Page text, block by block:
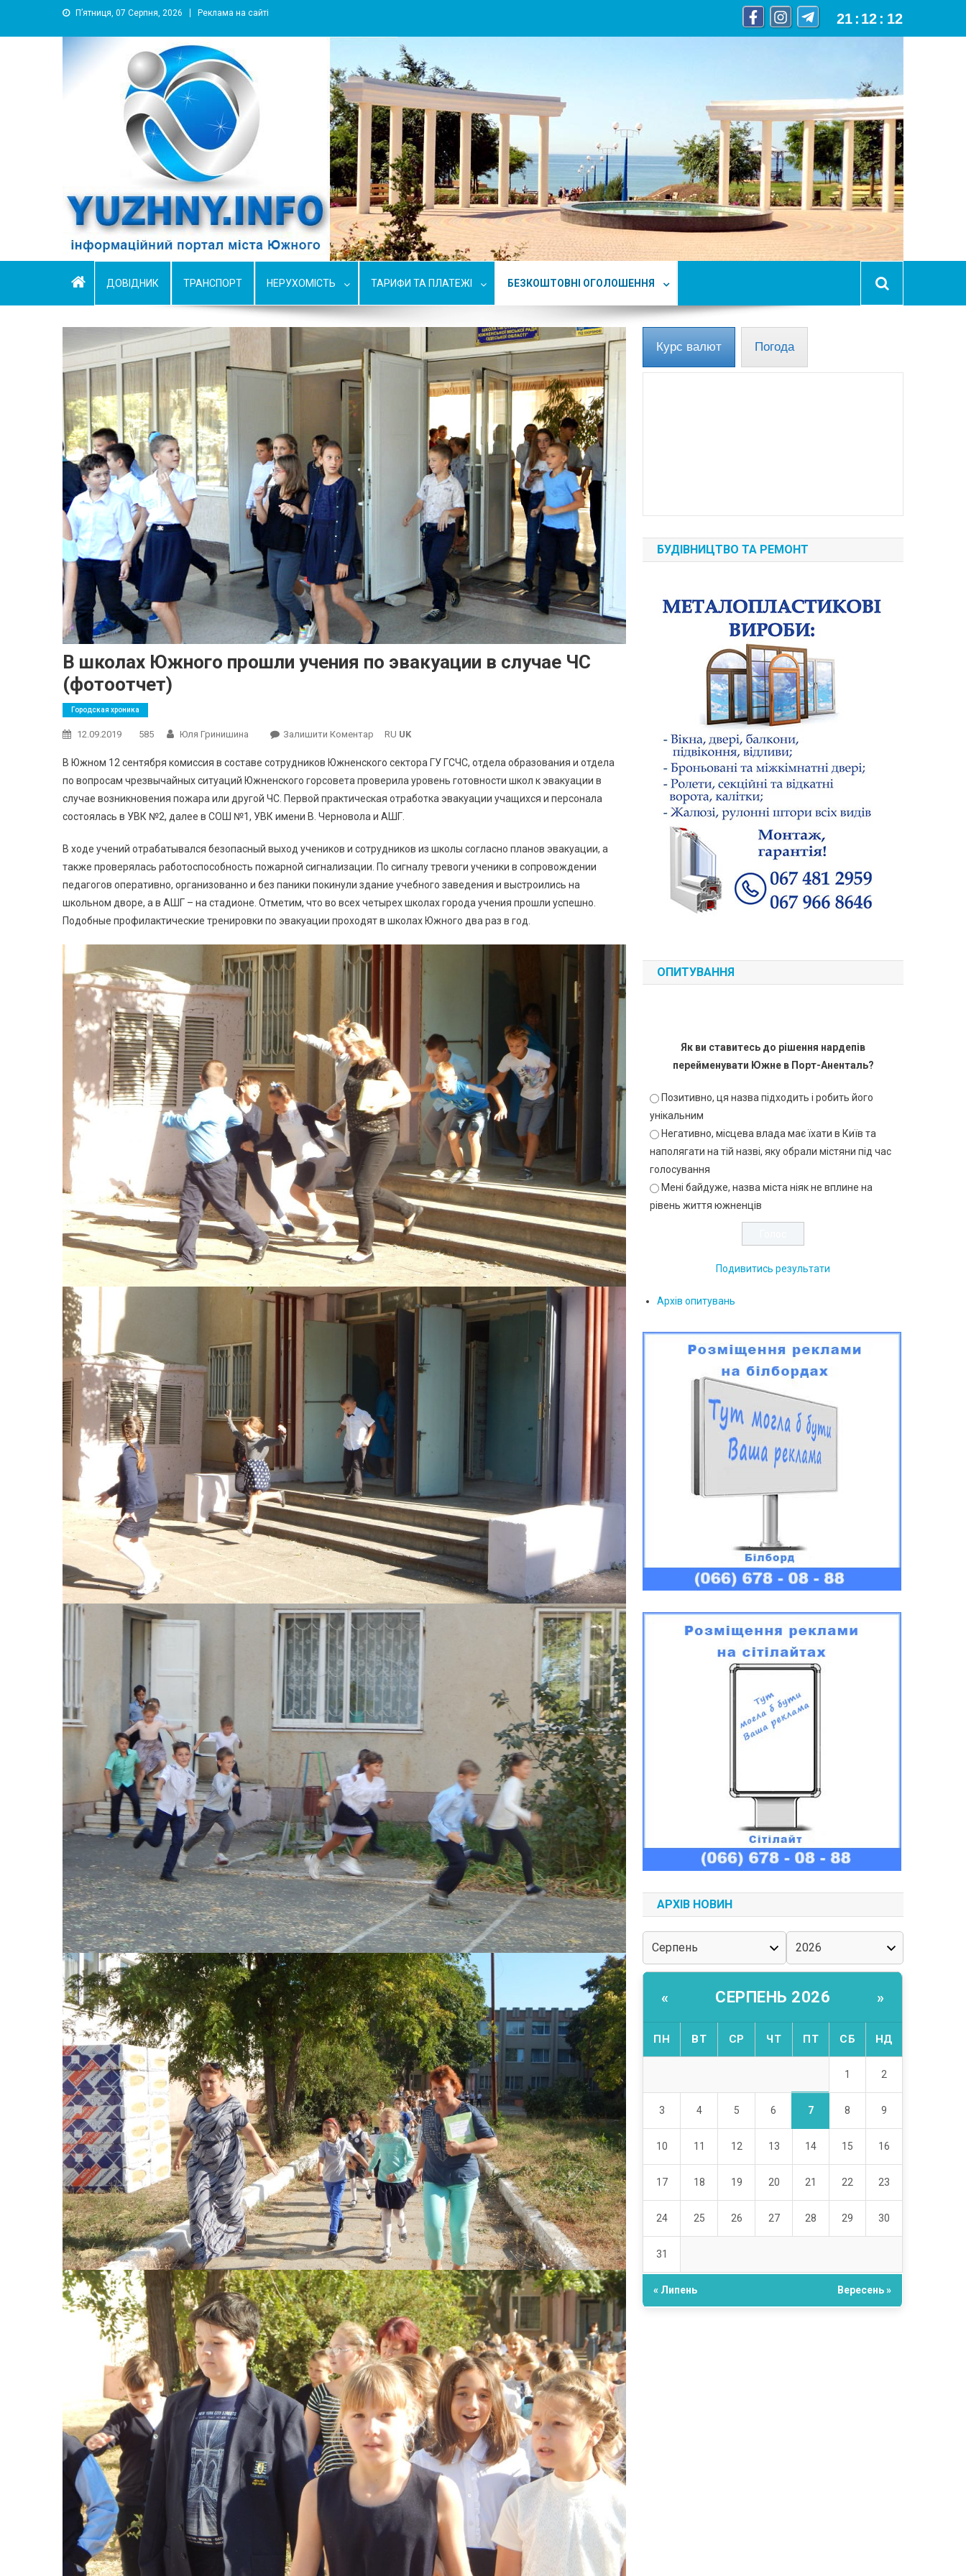
П’ятниця, 07 Серпня, 2026 Реклама на сайті 21 : 12 : 14
YUZHNY.INFO
информационный портал города Южный
ДОВІДНИК ТРАНСПОРТ НЕРУХОМІСТЬ ТАРИФИ ТА ПЛАТЕЖІ БЕЗКОШТОВНІ ОГОЛОШЕННЯ
В школах Южного прошли учения по эвакуации в случае ЧС
(фотоотчет)
Городская хроника
12.09.2019 585 Юля Гринишина Залишити Коментар
Школах
Южного
Прошли
Учения
Эвакуации
В
Случае
ЧС
(фотоотчет)
RU UK
В Южном 12 сентября комиссия в составе сотрудников Южненского сектора ГУ ГСЧС, отдела образования и отдела
по вопросам чрезвычайных ситуаций Южненского горсовета проверила уровень готовности школ к эвакуации в
случае возникновения пожара или другой ЧС. Первой практическая отработка эвакуации учащихся и персонала
состоялась в УВК №2, далее в СОШ №1, УВК имени В. Черновола и АШГ.
В ходе учений отрабатывался безопасный выход учеников и сотрудников из школы согласно планов эвакуации, а
также проверялась работоспособность пожарной сигнализации. По сигналу тревоги ученики в сопровождении
педагогов оперативно, организованно и без паники покинули здание учебного заведения и выстроились на
школьном дворе, а в АШГ – на стадионе. Отметим, что во всех четырех школах города учения прошли успешно.
Подобные профилактические тренировки по эвакуации проходят в школах Южного два раз в год.
Курс валют Погода
БУДІВНИЦТВО ТА РЕМОНТ
ОПИТУВАННЯ
Як ви ставитесь до рішення нардепів
перейменувати Южне в Порт-Аненталь?
Позитивно, ця назва підходить і робить його
унікальним
Негативно, місцева влада має їхати в Київ та
наполягати на тій назві, яку обрали містяни під час
голосування
Мені байдуже, назва міста ніяк не вплине на
рівень життя южненців
Подивитись результати
Архів опитувань
АРХІВ НОВИН
« СЕРПЕНЬ 2026 »
ПН ВТ СР ЧТ ПТ СБ НД
1 2
3 4 5 6 7 8 9
10 11 12 13 14 15 16
17 18 19 20 21 22 23
24 25 26 27 28 29 30
31
« Липень Вересень »